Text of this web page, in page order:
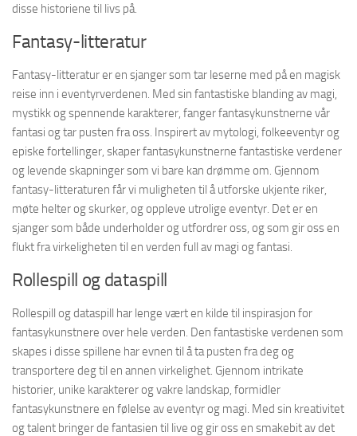
disse historiene til livs på.
Fantasy-litteratur
Fantasy-litteratur er en sjanger som tar leserne med på en magisk
reise inn i eventyrverdenen. Med sin fantastiske blanding av magi,
mystikk og spennende karakterer, fanger fantasykunstnerne vår
fantasi og tar pusten fra oss. Inspirert av mytologi, folkeeventyr og
episke fortellinger, skaper fantasykunstnerne fantastiske verdener
og levende skapninger som vi bare kan drømme om. Gjennom
fantasy-litteraturen får vi muligheten til å utforske ukjente riker,
møte helter og skurker, og oppleve utrolige eventyr. Det er en
sjanger som både underholder og utfordrer oss, og som gir oss en
flukt fra virkeligheten til en verden full av magi og fantasi.
Rollespill og dataspill
Rollespill og dataspill har lenge vært en kilde til inspirasjon for
fantasykunstnere over hele verden. Den fantastiske verdenen som
skapes i disse spillene har evnen til å ta pusten fra deg og
transportere deg til en annen virkelighet. Gjennom intrikate
historier, unike karakterer og vakre landskap, formidler
fantasykunstnere en følelse av eventyr og magi. Med sin kreativitet
og talent bringer de fantasien til live og gir oss en smakebit av det